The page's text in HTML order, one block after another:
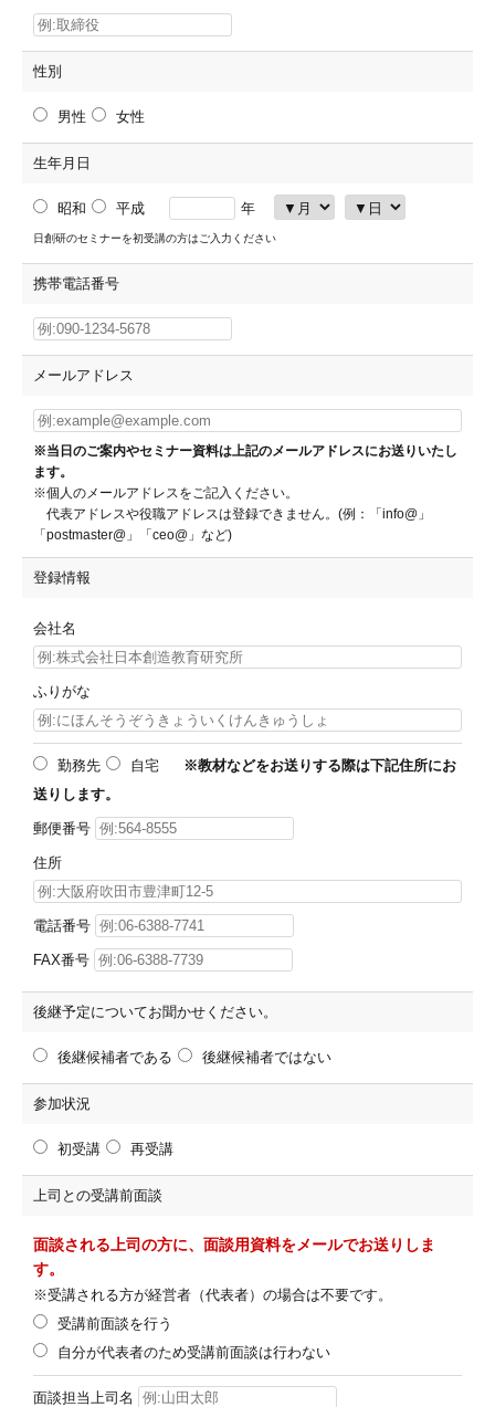
性別
男性 女性
生年月日
昭和 平成 年
日創研のセミナーを初受講の方はご入力ください
携帯電話番号
メールアドレス
※当日のご案内やセミナー資料は上記のメールアドレスにお送りいたし
ます。
※個人のメールアドレスをご記入ください。
代表アドレスや役職アドレスは登録できません。(例：「info@」
「postmaster@」「ceo@」など)
登録情報
会社名
ふりがな
勤務先 自宅
※教材などをお送りする際は下記住所にお
送りします。
郵便番号
住所
電話番号
FAX番号
後継予定についてお聞かせください。
後継候補者である 後継候補者ではない
参加状況
初受講 再受講
上司との受講前面談
面談される上司の方に、面談用資料をメールでお送りしま
す。
※受講される方が経営者（代表者）の場合は不要です。
受講前面談を行う
自分が代表者のため受講前面談は行わない
面談担当上司名